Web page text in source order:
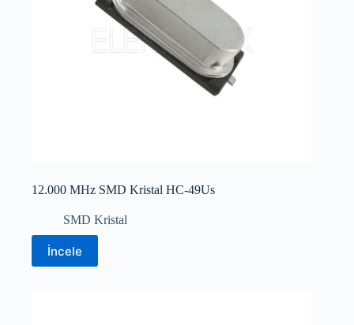
12.000 MHz SMD Kristal HC-49Us
SMD Kristal
İncele